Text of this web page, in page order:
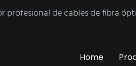
profesional de cables de fibra
Home